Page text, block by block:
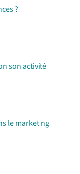
?
son activité
le marketing